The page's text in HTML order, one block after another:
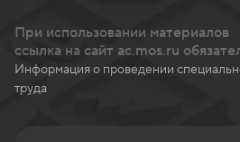
При использовании материалов
ссылка на сайт ac.mos.ru
Информация о проведении
труда